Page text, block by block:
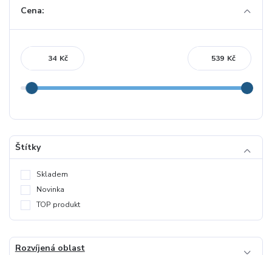
Cena:
Kč Kč
Štítky
Skladem
Novinka
TOP produkt
Rozvíjená oblast